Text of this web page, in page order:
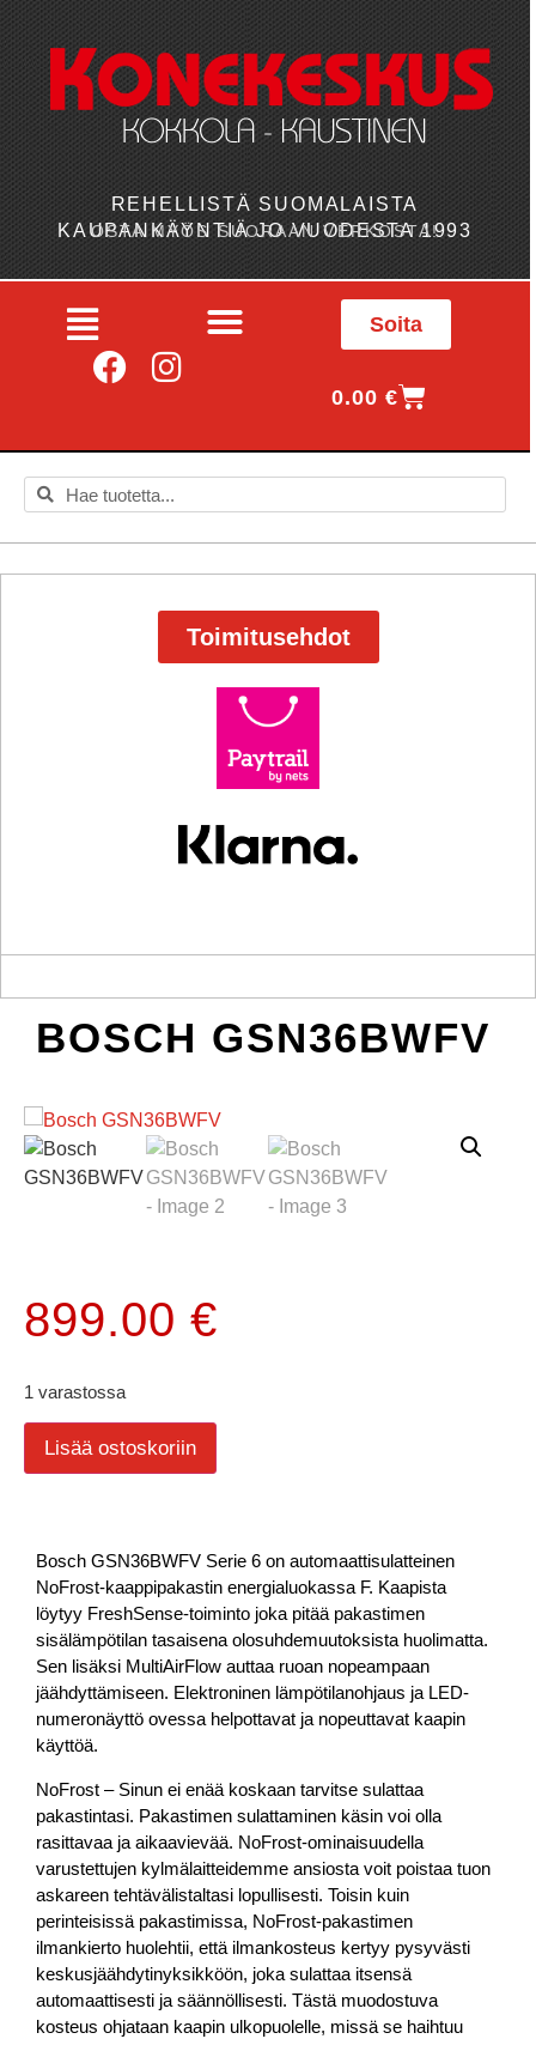
REHELLISTÄ SUOMALAISTA
KAUPANKÄYNTIÄ JO VUODESTA 1993
OSTA MYÖS SUORAAN VERKOSTA!
Soita
0.00€
Toimitusehdot
BOSCH GSN36BWFV
899.00 €
1 varastossa
Lisää ostoskoriin
Bosch GSN36BWFV Serie 6 on automaattisulatteinen
NoFrost-kaappipakastin energialuokassa F. Kaapista
löytyy FreshSense-toiminto joka pitää pakastimen
sisälämpötilan tasaisena olosuhdemuutoksista huolimatta.
Sen lisäksi MultiAirFlow auttaa ruoan nopeampaan
jäähdyttämiseen. Elektroninen lämpötilanohjaus ja LED-
numeronäyttö ovessa helpottavat ja nopeuttavat kaapin
käyttöä.
NoFrost – Sinun ei enää koskaan tarvitse sulattaa
pakastintasi. Pakastimen sulattaminen käsin voi olla
rasittavaa ja aikaavievää. NoFrost-ominaisuudella
varustettujen kylmälaitteidemme ansiosta voit poistaa tuon
askareen tehtävälistaltasi lopullisesti. Toisin kuin
perinteisissä pakastimissa, NoFrost-pakastimen
ilmankierto huolehtii, että ilmankosteus kertyy pysyvästi
keskusjäähdytinyksikköön, joka sulattaa itsensä
automaattisesti ja säännöllisesti. Tästä muodostuva
kosteus ohjataan kaapin ulkopuolelle, missä se haihtuu